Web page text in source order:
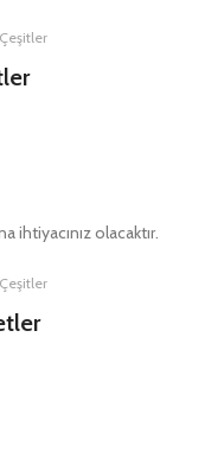
ihtiyacınız olacaktır.